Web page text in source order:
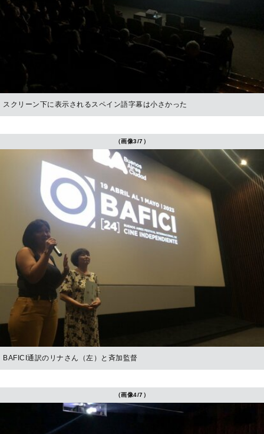
スクリーン下に表示されるスペイン語字幕は小さかった
（画像3/7）
BAFICI通訳のリナさん（左）と斉加監督
（画像4/7）